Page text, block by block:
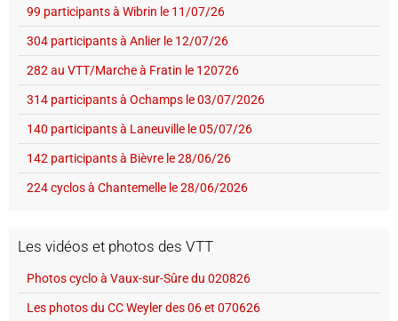
99 participants à Wibrin le 11/07/26
304 participants à Anlier le 12/07/26
282 au VTT/Marche à Fratin le 120726
314 participants à Ochamps le 03/07/2026
140 participants à Laneuville le 05/07/26
142 participants à Bièvre le 28/06/26
224 cyclos à Chantemelle le 28/06/2026
Les vidéos et photos des VTT
Photos cyclo à Vaux-sur-Sûre du 020826
Les photos du CC Weyler des 06 et 070626